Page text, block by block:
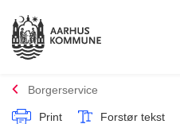
Borgerservice
Print Forstør tekst